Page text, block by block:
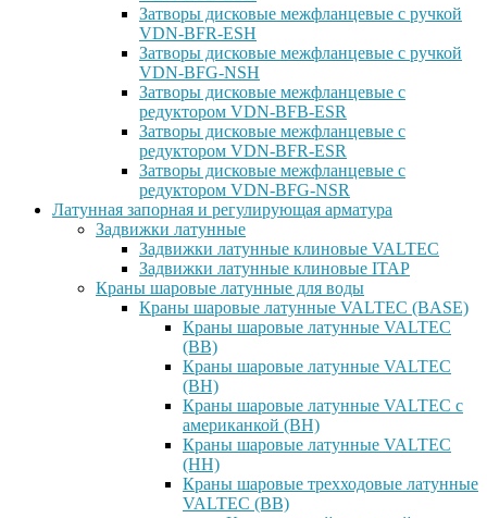
Затворы дисковые межфланцевые с ручкой
VDN-BFR-ESH
Затворы дисковые межфланцевые с ручкой
VDN-BFG-NSH
Затворы дисковые межфланцевые с
редуктором VDN-BFB-ESR
Затворы дисковые межфланцевые с
редуктором VDN-BFR-ESR
Затворы дисковые межфланцевые с
редуктором VDN-BFG-NSR
Латунная запорная и регулирующая арматура
Задвижки латунные
Задвижки латунные клиновые VALTEC
Задвижки латунные клиновые ITAP
Краны шаровые латунные для воды
Краны шаровые латунные VALTEC (BASE)
Краны шаровые латунные VALTEC
(ВВ)
Краны шаровые латунные VALTEC
(ВН)
Краны шаровые латунные VALTEC с
американкой (ВН)
Краны шаровые латунные VALTEC
(НН)
Краны шаровые трехходовые латунные
VALTEC (ВВ)